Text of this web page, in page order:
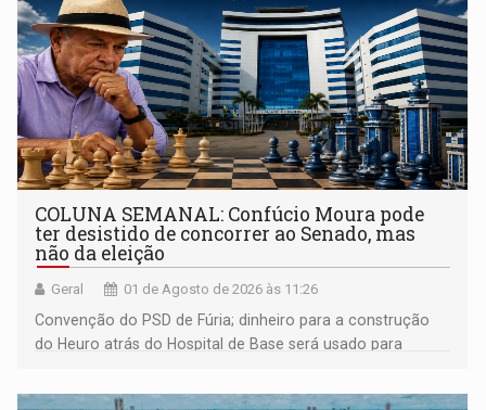
COLUNA SEMANAL: Confúcio Moura pode
ter desistido de concorrer ao Senado, mas
não da eleição
Geral 01 de Agosto de 2026 às 11:26
Convenção do PSD de Fúria; dinheiro para a construção
do Heuro atrás do Hospital de Base será usado para
contra trilheiros; Paróquia da Sagrada Família faz arraial; e